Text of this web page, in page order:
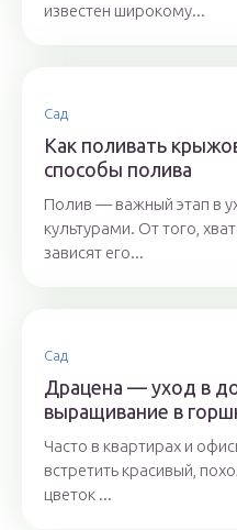
известен широкому...
Сад
Как поливать
способы полива
Полив — важный этап в
культурами. От того,
зависят его...
Сад
Драцена — уход в
выращивание в
Часто в квартирах и
встретить красивый,
цветок ...